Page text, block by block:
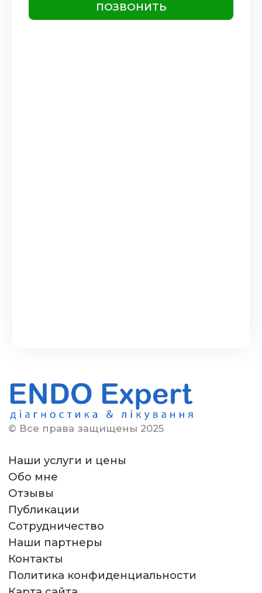
ПОЗВОНИТЬ
© Все права защищены 2025
Наши услуги и цены
Обо мне
Отзывы
Публикации
Сотрудничество
Наши партнеры
Контакты
Политика конфиденциальности